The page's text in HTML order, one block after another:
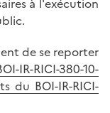
à l'exécution
de se reporter
IR-RICI-380-10-
du BOI-IR-RICI-